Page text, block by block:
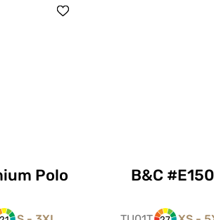
Polo B&C #E150